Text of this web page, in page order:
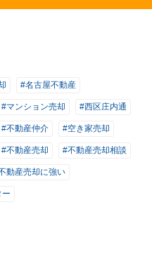
#名古屋不動産
#マンション売却 #西区庄内通
#不動産仲介 #空き家売却
#不動産売却 #不動産売却相談
動産売却に強い